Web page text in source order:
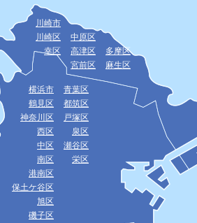
横浜市
鶴見区
神奈川区
西区
中区
南区
港南区
保土ケ谷区
旭区
磯子区
青葉区
都筑区
戸塚区
栄区
泉区
瀬谷区
川崎市
川崎区
幸区
中原区
高津区
宮前区
多摩区
麻生区